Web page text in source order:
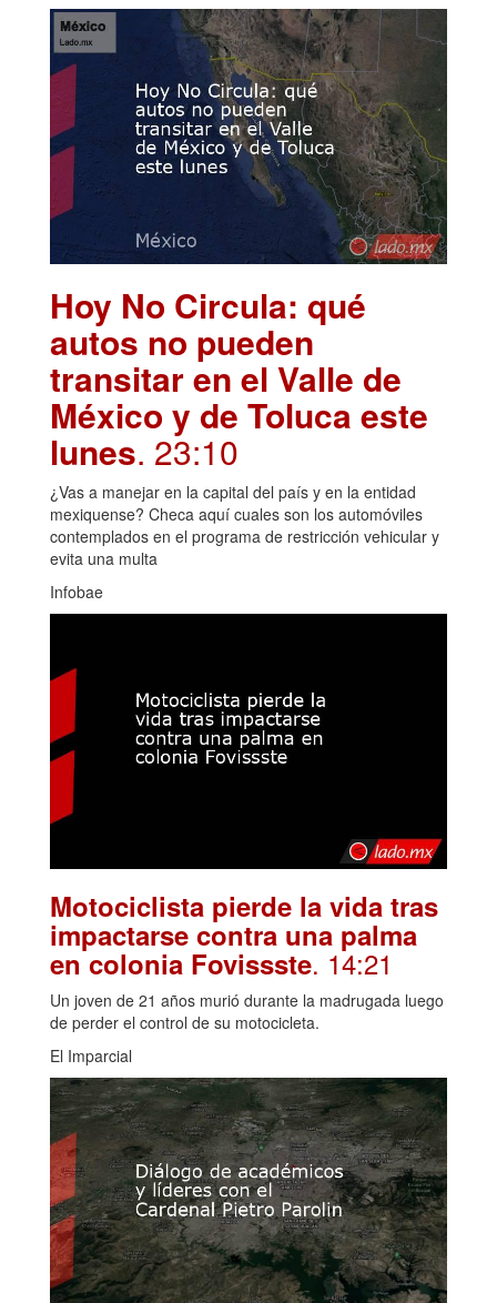
Hoy No Circula: qué
autos no pueden
transitar en el Valle de
México y de Toluca este
lunes. 23:10
¿Vas a manejar en la capital del país y en la entidad
mexiquense? Checa aquí cuales son los automóviles
contemplados en el programa de restricción vehicular y
evita una multa
Infobae
Motociclista pierde la vida tras
impactarse contra una palma
en colonia Fovissste. 14:21
Un joven de 21 años murió durante la madrugada luego
de perder el control de su motocicleta.
El Imparcial